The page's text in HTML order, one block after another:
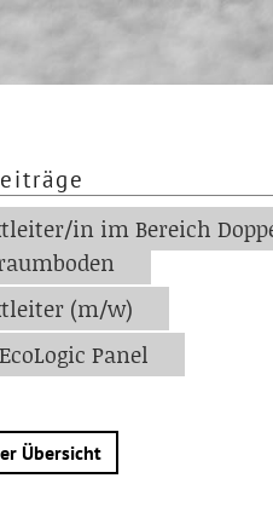
in im Bereich
(m/w)
Panel
Übersicht